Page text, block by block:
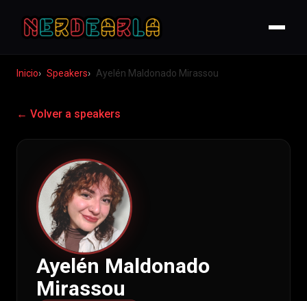
Inicio Speakers Ayelén Maldonado Mirassou
← Volver a speakers
Ayelén Maldonado
Mirassou